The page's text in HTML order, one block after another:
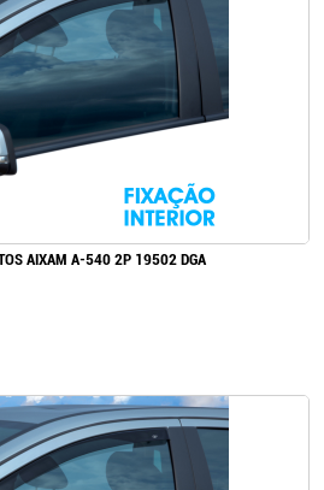
AIXAM A-540 2P 19502 DGA